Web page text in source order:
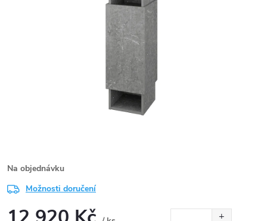
Na objednávku
Možnosti doručení